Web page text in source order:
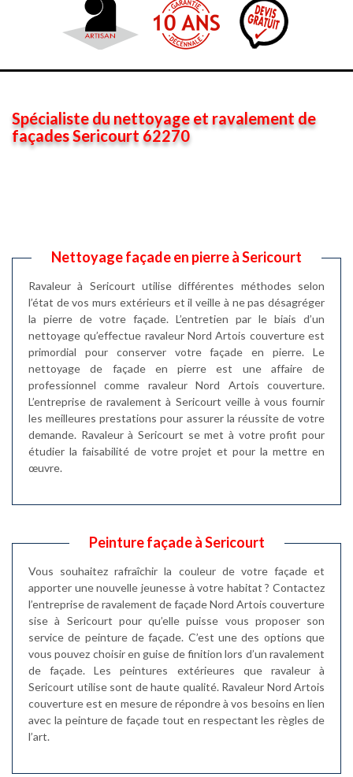
Spécialiste du nettoyage et ravalement de
façades Sericourt 62270
Nettoyage façade en pierre à Sericourt
Ravaleur à Sericourt utilise différentes méthodes selon
l’état de vos murs extérieurs et il veille à ne pas désagréger
la pierre de votre façade. L’entretien par le biais d’un
nettoyage qu’effectue ravaleur Nord Artois couverture est
primordial pour conserver votre façade en pierre. Le
nettoyage de façade en pierre est une affaire de
professionnel comme ravaleur Nord Artois couverture.
L’entreprise de ravalement à Sericourt veille à vous fournir
les meilleures prestations pour assurer la réussite de votre
demande. Ravaleur à Sericourt se met à votre profit pour
étudier la faisabilité de votre projet et pour la mettre en
œuvre.
Peinture façade à Sericourt
Vous souhaitez rafraîchir la couleur de votre façade et
apporter une nouvelle jeunesse à votre habitat ? Contactez
l’entreprise de ravalement de façade Nord Artois couverture
sise à Sericourt pour qu’elle puisse vous proposer son
service de peinture de façade. C’est une des options que
vous pouvez choisir en guise de finition lors d’un ravalement
de façade. Les peintures extérieures que ravaleur à
Sericourt utilise sont de haute qualité. Ravaleur Nord Artois
couverture est en mesure de répondre à vos besoins en lien
avec la peinture de façade tout en respectant les règles de
l’art.